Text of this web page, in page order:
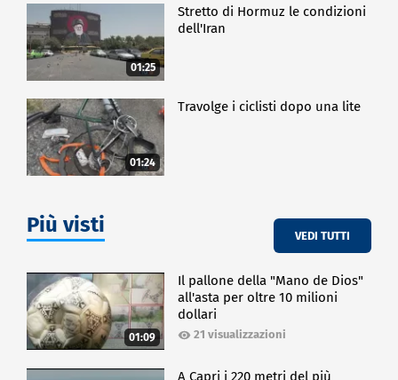
01:25
Stretto di Hormuz le condizioni
dell'Iran
01:24
Travolge i ciclisti dopo una lite
Più visti VEDI TUTTI
01:09
Il pallone della "Mano de Dios"
all'asta per oltre 10 milioni
dollari
21 visualizzazioni
A Capri i 220 metri del più